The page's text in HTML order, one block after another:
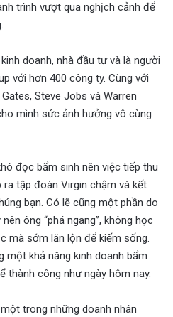
trình vượt qua nghịch cảnh để
doanh, nhà đầu tư và là người
với hơn 400 công ty. Cùng với
Steve Jobs và Warren
mình sức ảnh hưởng vô cùng
đọc bẩm sinh nên việc tiếp thu
tập đoàn Virgin chậm và kết
bạn. Có lẽ cũng một phần do
ông “phá ngang”, không học
mà sớm lăn lộn để kiếm sống.
một khả năng kinh doanh bẩm
thành công như ngày hôm nay.
trong những doanh nhân